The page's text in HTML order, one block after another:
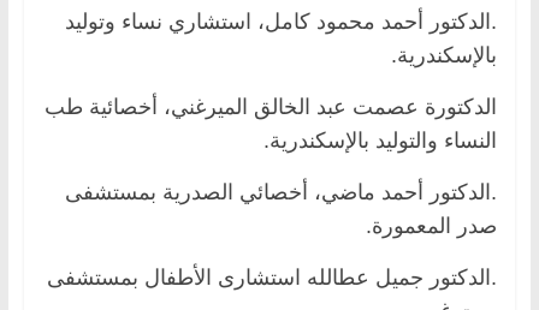
.الدكتور أحمد محمود كامل، استشاري نساء وتوليد
بالإسكندرية.
الدكتورة عصمت عبد الخالق الميرغني، أخصائية طب
النساء والتوليد بالإسكندرية.
.الدكتور أحمد ماضي، أخصائي الصدرية بمستشفى
صدر المعمورة.
.الدكتور جميل عطالله استشارى الأطفال بمستشفى